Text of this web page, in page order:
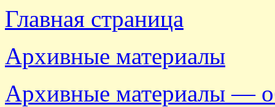
Главная страница
Архивные материалы
Архивные материалы —